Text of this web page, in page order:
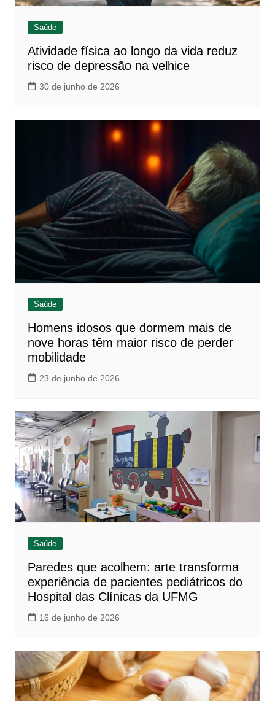
Saúde
Atividade física ao longo da vida reduz
risco de depressão na velhice
30 de junho de 2026
Saúde
Homens idosos que dormem mais de
nove horas têm maior risco de perder
mobilidade
23 de junho de 2026
Saúde
Paredes que acolhem: arte transforma
experiência de pacientes pediátricos do
Hospital das Clínicas da UFMG
16 de junho de 2026